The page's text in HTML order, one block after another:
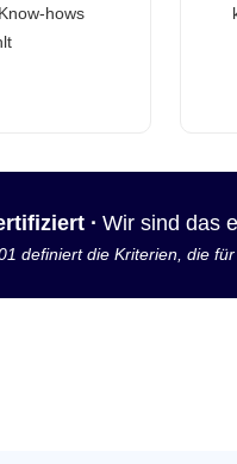
hows
· Wir sind das
definiert die Kriterien, die